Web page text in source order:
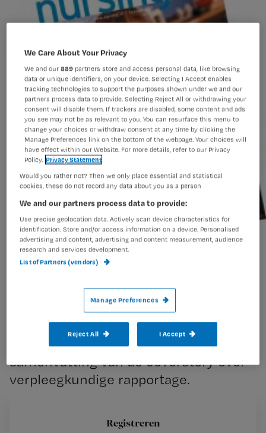
Registreren
Voor wie de Nursing van juni 2006
gemist heeft, volgt hier een
samenvatting van de coverstory over
verpleegkundige rapportage.
We Care About Your Privacy
We and our889 partners store and access personal data, like browsing
data or unique identifiers, on your device. Selecting I Accept enables
tracking technologies to support the purposes shown under we and our
partners process data to provide. Selecting Reject All or withdrawing your
consent will disable them. If trackers are disabled, some content and ads
you see may not be as relevant to you. You can resurface this menu to
change your choices or withdraw consent at any time by clicking the
Manage Preferences link on the bottom of the webpage. Your choices will
have effect within our Website. For more details, refer to our Privacy
Policy. Privacy Statement
Would you rather not? Then we only place essential and statistical
cookies, these do not record any data about you as a person
We and our partners process data to provide:
Use precise geolocation data. Actively scan device characteristics for
identification. Store and/or access information on a device. Personalised
advertising and content, advertising and content measurement, audience
research and services development.
List of Partners (vendors)
Manage Preferences
Reject All I Accept